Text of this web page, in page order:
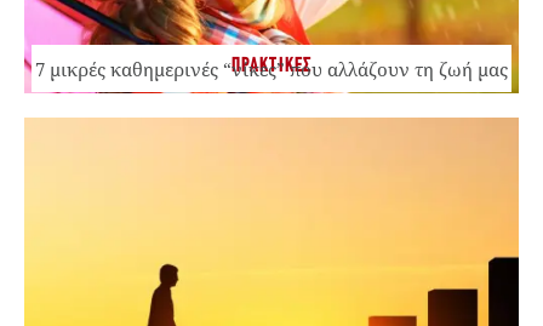
ΠΡΑΚΤΙΚΕΣ
7 μικρές καθημερινές “νίκες” που αλλάζουν τη ζωή μας